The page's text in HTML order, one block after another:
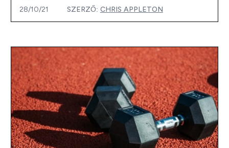
28/10/21 SZERZŐ: CHRIS APPLETON